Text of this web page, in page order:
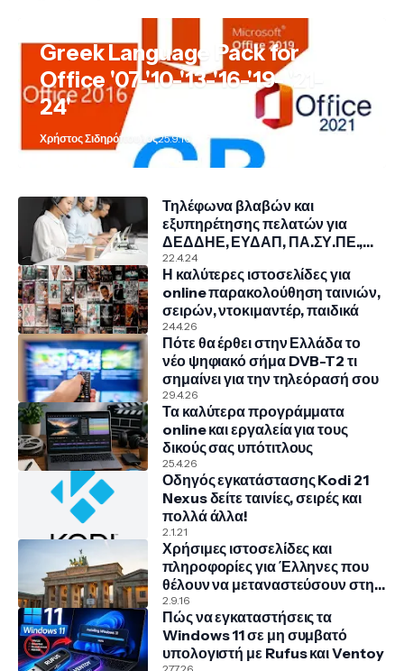
Greek Language Pack for
Office '07-'10-'13-'16-'19- '21-
24'
Χρήστος Σιδηρόπουλος25.9.10
Τηλέφωνα βλαβών και
εξυπηρέτησης πελατών για
ΔΕΔΔΗΕ, ΕΥΔΑΠ, ΠΑ.ΣΥ.ΠΕ.,
COSMOTE, NOVA, VODAFONE
22.4.24
Η καλύτερες ιστοσελίδες για
online παρακολούθηση ταινιών,
σειρών, ντοκιμαντέρ, παιδικά
24.4.26
Πότε θα έρθει στην Ελλάδα το
νέο ψηφιακό σήμα DVB-T2 τι
σημαίνει για την τηλεόρασή σου
29.4.26
Τα καλύτερα προγράμματα
online και εργαλεία για τους
δικούς σας υπότιτλους
25.4.26
Οδηγός εγκατάστασης Kodi 21
Nexus δείτε ταινίες, σειρές και
πολλά άλλα!
2.1.21
Χρήσιμες ιστοσελίδες και
πληροφορίες για Έλληνες που
θέλουν να μεταναστεύσουν στην
Γερμανία
2.9.16
Πώς να εγκαταστήσεις τα
Windows 11 σε μη συμβατό
υπολογιστή με Rufus και Ventoy